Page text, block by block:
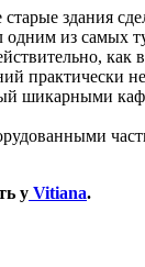
здания
из самых
практически
шикарными
у Vitiana.